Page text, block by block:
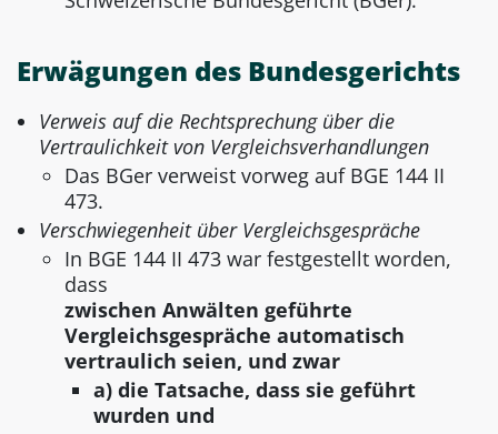
Erwägungen des Bundesgerichts
Verweis auf die Rechtsprechung über die
Vertraulichkeit von Vergleichsverhandlungen
Das BGer verweist vorweg auf BGE 144 II
473.
Verschwiegenheit über Vergleichsgespräche
In BGE 144 II 473 war festgestellt worden,
dass
zwischen Anwälten geführte
Vergleichsgespräche automatisch
vertraulich seien, und zwar
a) die Tatsache, dass sie geführt
wurden und